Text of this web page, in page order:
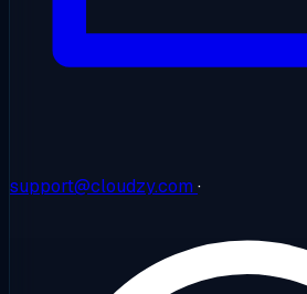
support@cloudzy.com ·